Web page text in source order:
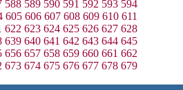
588 589 590 591 592 593 594
605 606 607 608 609 610 611
622 623 624 625 626 627 628
639 640 641 642 643 644 645
656 657 658 659 660 661 662
673 674 675 676 677 678 679